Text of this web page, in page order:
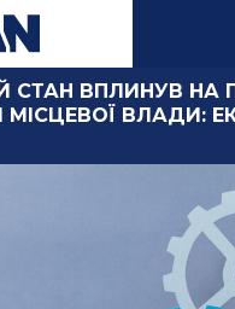
СТАН ВПЛИНУВ НА
МІСЦЕВОЇ ВЛАДИ: